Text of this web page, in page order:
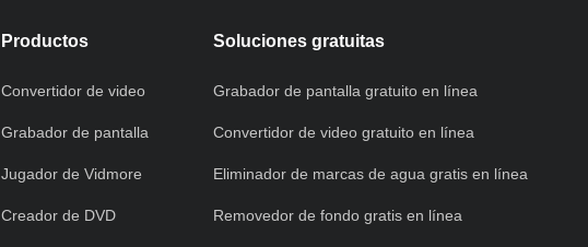
Productos
Convertidor de video
Grabador de pantalla
Jugador de Vidmore
Creador de DVD
Soluciones gratuitas
Grabador de pantalla gratuito en línea
Convertidor de video gratuito en línea
Eliminador de marcas de agua gratis en línea
Removedor de fondo gratis en línea